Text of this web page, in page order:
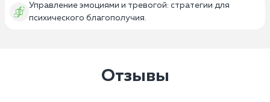
Управление эмоциями и тревогой: стратегии для
психического благополучия.
Отзывы